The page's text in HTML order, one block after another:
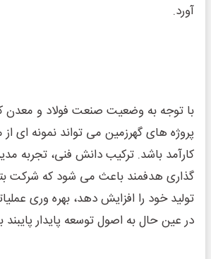
‌آورد.
با توجه به وضعیت صنعت فولاد و معدن
پروژه‌ های گهرزمین می‌ تواند نمونه ‌ای
کارآمد باشد. ترکیب دانش فنی، تجربه
‌گذاری هدفمند باعث می ‌شود که شرکت
تولید خود را افزایش دهد، بهره ‌وری
در عین حال به اصول توسعه پایدار پایبند